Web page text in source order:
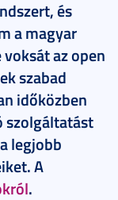
és
a magyar
az open
szabad
időközben
szolgáltatást
legjobb
A
.